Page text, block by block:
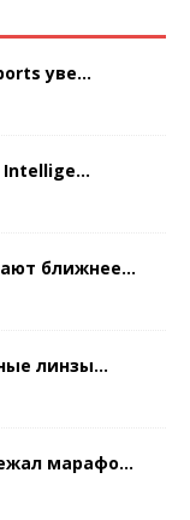
уве...
Intellige...
ближнее...
линзы...
марафо...